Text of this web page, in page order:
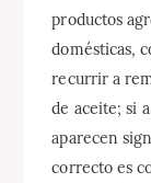
productos
domésticas,
recurrir a
de aceite; si
aparecen
correcto es